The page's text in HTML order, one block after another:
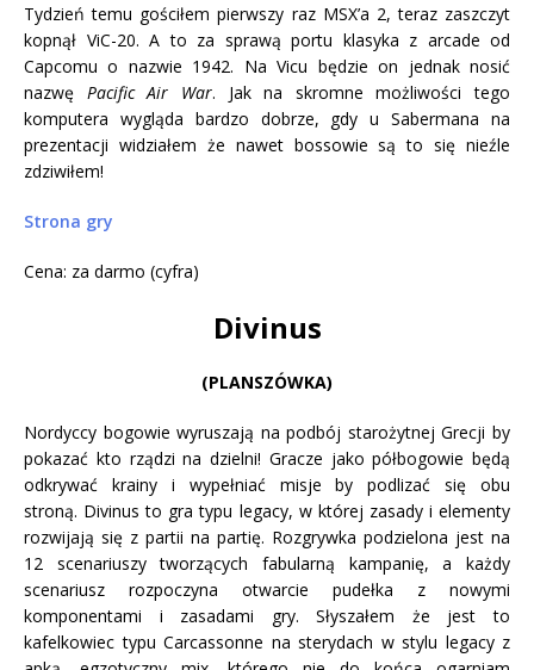
Tydzień temu gościłem pierwszy raz MSX’a 2, teraz zaszczyt
kopnął ViC-20. A to za sprawą portu klasyka z arcade od
Capcomu o nazwie 1942. Na Vicu będzie on jednak nosić
nazwę Pacific Air War. Jak na skromne możliwości tego
komputera wygląda bardzo dobrze, gdy u Sabermana na
prezentacji widziałem że nawet bossowie są to się nieźle
zdziwiłem!
Strona gry
Cena: za darmo (cyfra)
Divinus
(PLANSZÓWKA)
Nordyccy bogowie wyruszają na podbój starożytnej Grecji by
pokazać kto rządzi na dzielni! Gracze jako półbogowie będą
odkrywać krainy i wypełniać misje by podlizać się obu
stroną. Divinus to gra typu legacy, w której zasady i elementy
rozwijają się z partii na partię. Rozgrywka podzielona jest na
12 scenariuszy tworzących fabularną kampanię, a każdy
scenariusz rozpoczyna otwarcie pudełka z nowymi
komponentami i zasadami gry. Słyszałem że jest to
kafelkowiec typu Carcassonne na sterydach w stylu legacy z